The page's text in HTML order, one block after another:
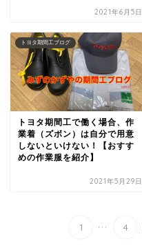
2021年6月5日
トヨタ期間工ブログ
トヨタ期間工で働く場合、作
業着（ズボン）は自分で用意
しないといけない！【おすす
めの作業服を紹介】
2021年5月29日
1 ... 4